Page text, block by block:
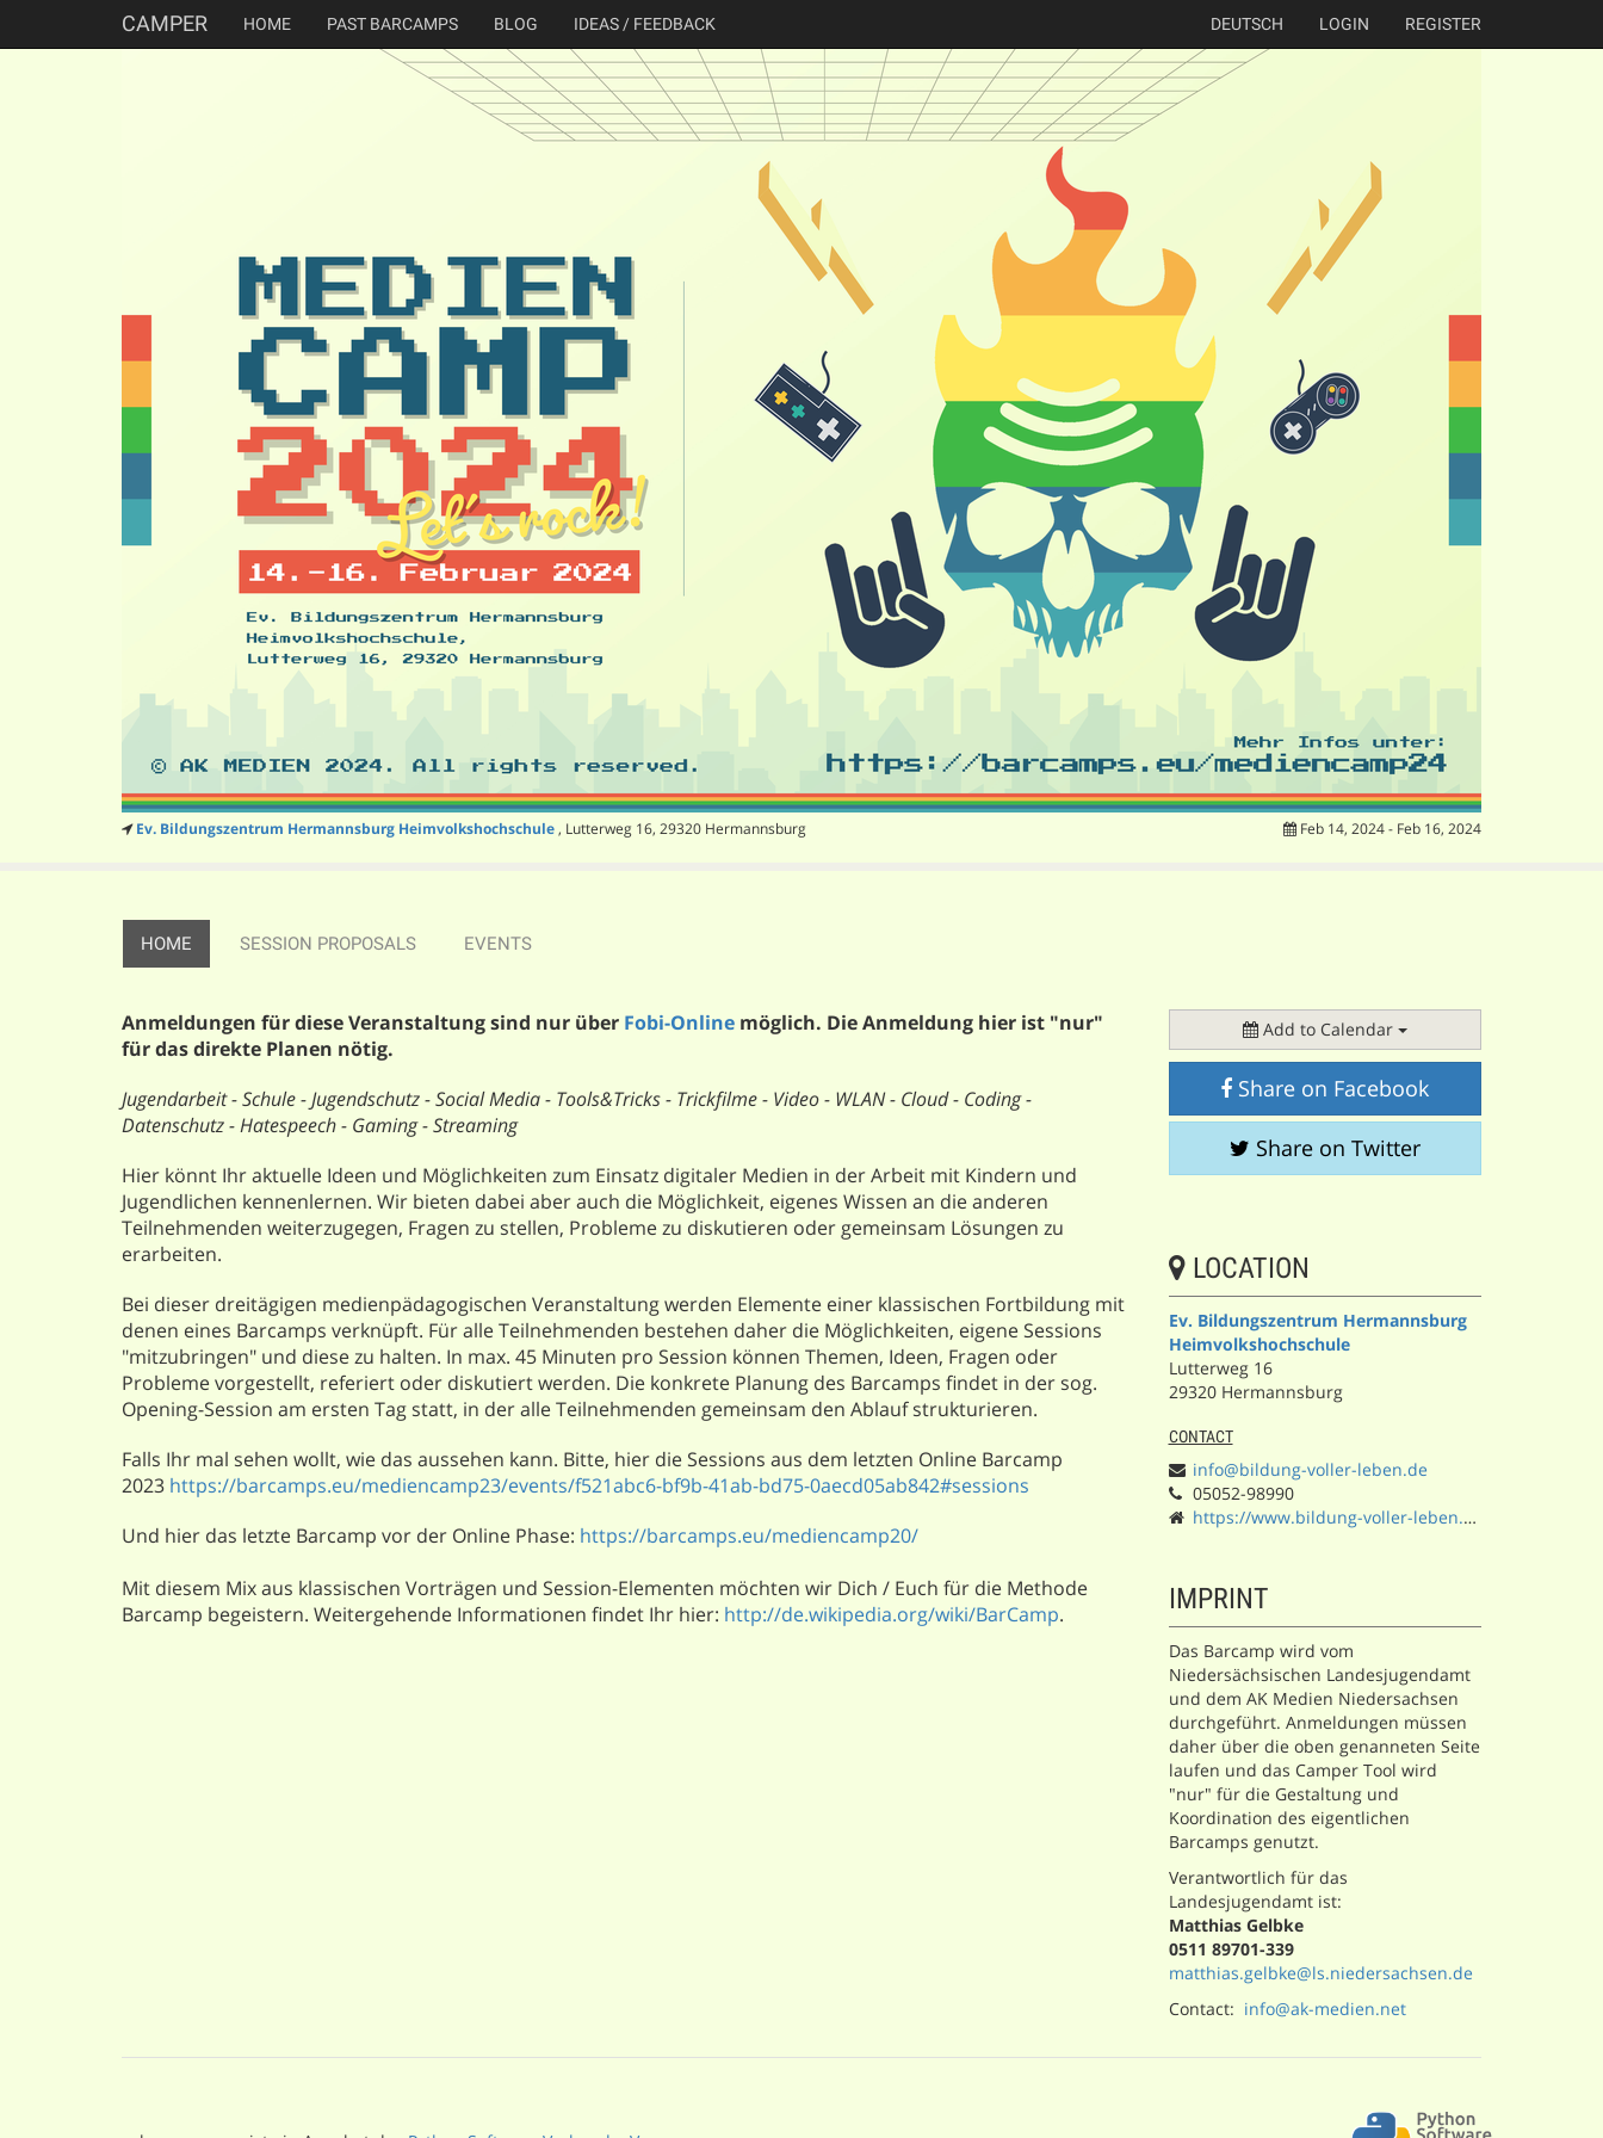
CAMPER HOME PAST BARCAMPS BLOG IDEAS / FEEDBACK DEUTSCH LOGIN REGISTER
Ev. Bildungszentrum Hermannsburg Heimvolkshochschule, Lutterweg 16, 29320 Hermannsburg Feb 14, 2024 - Feb 16, 2024
HOME SESSION PROPOSALS EVENTS
DESCRIPTION
Anmeldungen für diese Veranstaltung sind nur über Fobi-Online möglich. Die Anmeldung hier ist "nur"
für das direkte Planen nötig.
Jugendarbeit - Schule - Jugendschutz - Social Media - Tools&Tricks - Trickfilme - Video - WLAN - Cloud - Coding -
Datenschutz - Hatespeech - Gaming - Streaming
Hier könnt Ihr aktuelle Ideen und Möglichkeiten zum Einsatz digitaler Medien in der Arbeit mit Kindern und
Jugendlichen kennenlernen. Wir bieten dabei aber auch die Möglichkeit, eigenes Wissen an die anderen
Teilnehmenden weiterzugegen, Fragen zu stellen, Probleme zu diskutieren oder gemeinsam Lösungen zu
erarbeiten.
Bei dieser dreitägigen medienpädagogischen Veranstaltung werden Elemente einer klassischen Fortbildung mit
denen eines Barcamps verknüpft. Für alle Teilnehmenden bestehen daher die Möglichkeiten, eigene Sessions
"mitzubringen" und diese zu halten. In max. 45 Minuten pro Session können Themen, Ideen, Fragen oder
Probleme vorgestellt, referiert oder diskutiert werden. Die konkrete Planung des Barcamps findet in der sog.
Opening-Session am ersten Tag statt, in der alle Teilnehmenden gemeinsam den Ablauf strukturieren.
Falls Ihr mal sehen wollt, wie das aussehen kann. Bitte, hier die Sessions aus dem letzten Online Barcamp
2023 https://barcamps.eu/mediencamp23/events/f521abc6-bf9b-41ab-bd75-0aecd05ab842#sessions
Und hier das letzte Barcamp vor der Online Phase: https://barcamps.eu/mediencamp20/
Mit diesem Mix aus klassischen Vorträgen und Session-Elementen möchten wir Dich / Euch für die Methode
Barcamp begeistern. Weitergehende Informationen findet Ihr hier: http://de.wikipedia.org/wiki/BarCamp.
Add to Calendar
Share on Facebook
Share on Twitter
LOCATION
Ev. Bildungszentrum Hermannsburg
Heimvolkshochschule
Lutterweg 16
29320 Hermannsburg
CONTACT
info@bildung-voller-leben.de
05052-98990
https://www.bildung-voller-leben.de/
IMPRINT
Das Barcamp wird vom
Niedersächsischen Landesjugendamt
und dem AK Medien Niedersachsen
durchgeführt. Anmeldungen müssen
daher über die oben genanneten Seite
laufen und das Camper Tool wird
"nur" für die Gestaltung und
Koordination des eigentlichen
Barcamps genutzt.
Verantwortlich für das
Landesjugendamt ist:
Matthias Gelbke
0511 89701-339
matthias.gelbke@ls.niedersachsen.de
Contact: info@ak-medien.net